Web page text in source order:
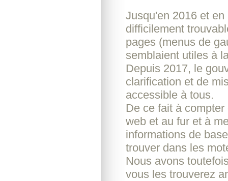
Jusqu'en 2016 et
difficilement
pages (menus de
semblaient utiles à
Depuis 2017, le
clarification et de
accessible à tous.
De ce fait à
web et au fur et à
informations de
trouver dans les
Nous avons
vous les trouverez